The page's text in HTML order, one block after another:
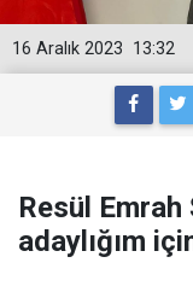
13:32
16 Aralık 2023
Resül Emrah
adaylığım